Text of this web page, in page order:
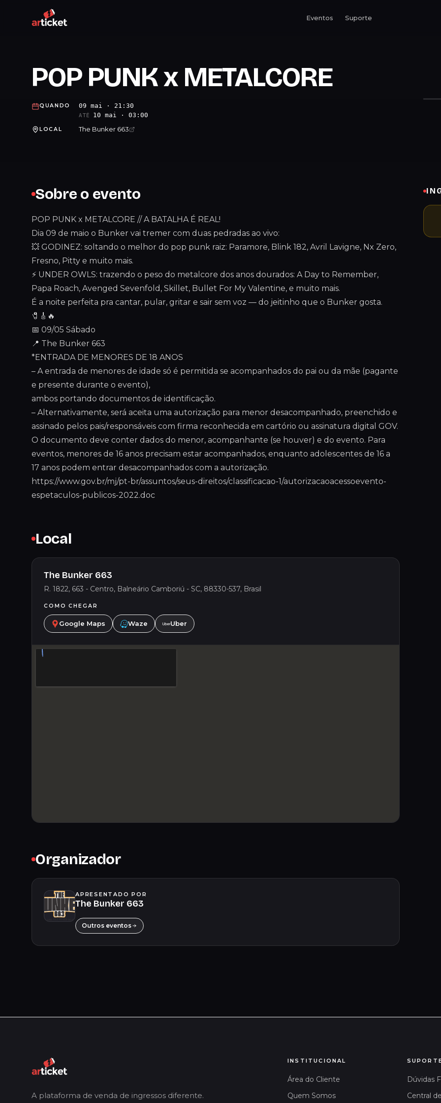
Eventos Suporte
POP PUNK x METALCORE
QUANDO 09 mai · 21:30
ATÉ 10 mai · 03:00
LOCAL The Bunker 663
Sobre o evento
POP PUNK x METALCORE // A BATALHA É REAL!
Dia 09 de maio o Bunker vai tremer com duas pedradas ao vivo:
💥 GODINEZ: soltando o melhor do pop punk raiz: Paramore, Blink 182, Avril Lavigne, Nx Zero,
Fresno, Pitty e muito mais.
⚡ UNDER OWLS: trazendo o peso do metalcore dos anos dourados: A Day to Remember,
Papa Roach, Avenged Sevenfold, Skillet, Bullet For My Valentine, e muito mais.
É a noite perfeita pra cantar, pular, gritar e sair sem voz — do jeitinho que o Bunker gosta.
🧷🎸🔥
📅 09/05 Sábado
📍 The Bunker 663
*ENTRADA DE MENORES DE 18 ANOS
– A entrada de menores de idade só é permitida se acompanhados do pai ou da mãe (pagante
e presente durante o evento),
ambos portando documentos de identificação.
– Alternativamente, será aceita uma autorização para menor desacompanhado, preenchido e
assinado pelos pais/responsáveis com firma reconhecida em cartório ou assinatura digital GOV.
O documento deve conter dados do menor, acompanhante (se houver) e do evento. Para
eventos, menores de 16 anos precisam estar acompanhados, enquanto adolescentes de 16 a
17 anos podem entrar desacompanhados com a autorização.
https://www.gov.br/mj/pt-br/assuntos/seus-direitos/classificacao-1/autorizacaoacessoevento-
espetaculos-publicos-2022.doc
Local
The Bunker 663
R. 1822, 663 - Centro, Balneário Camboriú - SC, 88330-537, Brasil
COMO CHEGAR
Google Maps Waze Uber
Organizador
APRESENTADO POR
The Bunker 663
Outros eventos
A plataforma de venda de ingressos diferente.
INSTITUCIONAL
Área do Cliente
Quem Somos
Dúvidas
Central